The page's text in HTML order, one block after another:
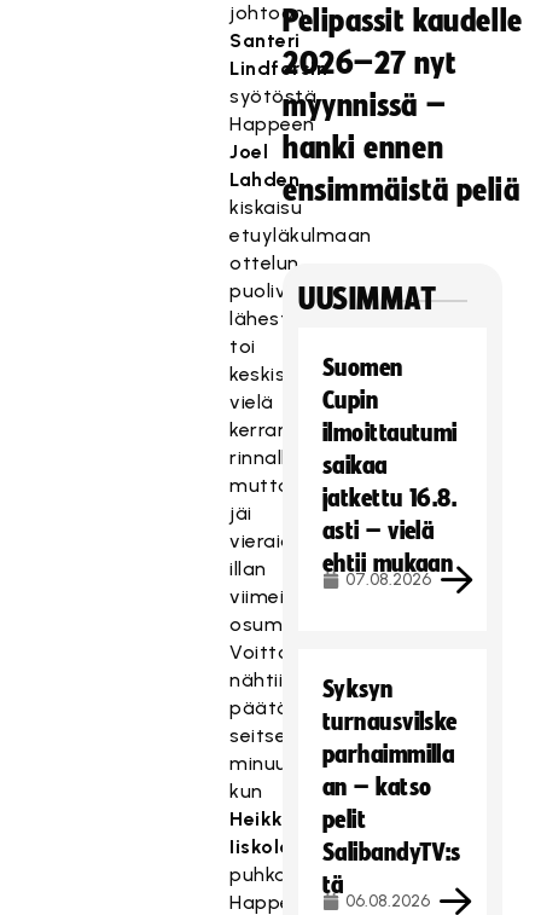
johtoon
Santeri
Lindforsin
syötöstä.
Happeen
Joel
Lahden
kiskaisu
etuyläkulmaan
ottelun
puolivälin
lähestyessä
toi
keskisuomalaiset
vielä
kerran
rinnalle,
mutta
jäi
vieraiden
illan
viimeiseksi
osumaksi.
Voittomaali
nähtiin
päätösjakson
seitsemännellä
minuutilla,
kun
Heikki
Iiskola
puhkaisi
Happeen
Pelipassit kaudelle
2026–27 nyt
myynnissä –
hanki ennen
ensimmäistä peliä
UUSIMMAT
Suomen
Cupin
ilmoittautumi
saikaa
jatkettu 16.8.
asti – vielä
ehtii mukaan
07.08.2026
Syksyn
turnausvilske
parhaimmilla
an – katso
pelit
SalibandyTV:s
tä
06.08.2026